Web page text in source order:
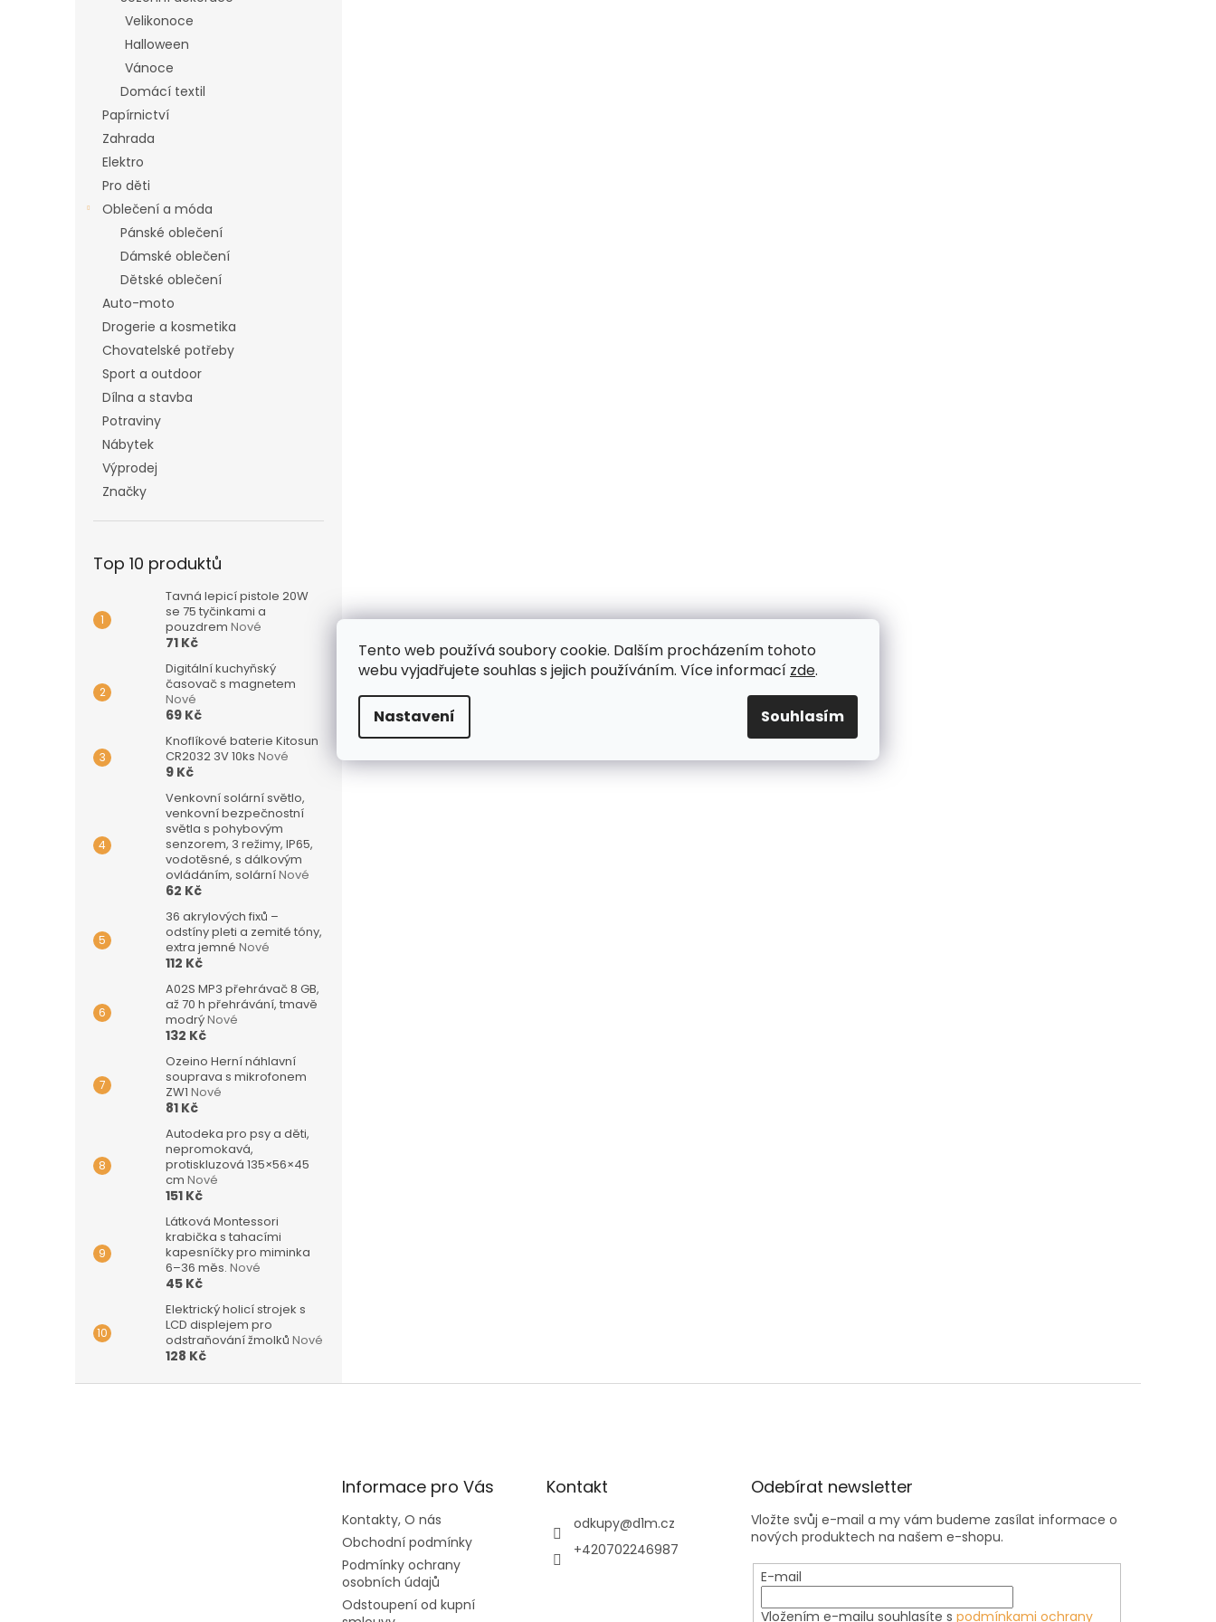
Tento web používá soubory cookie. Dalším procházením tohoto
webu vyjadřujete souhlas s jejich používáním. Více informací zde.
Nastavení Souhlasím
Velikonoce
Halloween
Vánoce
Domácí textil
Papírnictví
Zahrada
Elektro
Pro děti
Oblečení a móda
Pánské oblečení
Dámské oblečení
Dětské oblečení
Auto-moto
Drogerie a kosmetika
Chovatelské potřeby
Sport a outdoor
Dílna a stavba
Potraviny
Nábytek
Výprodej
Značky
Top 10 produktů
Tavná lepicí pistole 20W
se 75 tyčinkami a
pouzdrem Nové
71 Kč
Digitální kuchyňský
časovač s magnetem
Nové
69 Kč
Knoflíkové baterie Kitosun
CR2032 3V 10ks Nové
9 Kč
Venkovní solární světlo,
venkovní bezpečnostní
světla s pohybovým
senzorem, 3 režimy, IP65,
vodotěsné, s dálkovým
ovládáním, solárníNové
62 Kč
36 akrylových fixů –
odstíny pleti a zemité tóny,
extra jemné Nové
112 Kč
A02S MP3 přehrávač 8 GB,
až 70 h přehrávání, tmavě
modrýNové
132 Kč
Ozeino Herní náhlavní
souprava s mikrofonem
ZW1 Nové
81 Kč
Autodeka pro psy a děti,
nepromokavá,
protiskluzová 135×56×45
cm Nové
151 Kč
Látková Montessori
krabička s tahacími
kapesníčky pro miminka
6–36 měs. Nové
45 Kč
Elektrický holicí strojek s
LCD displejem pro
odstraňování žmolků Nové
128 Kč
Informace pro Vás
Kontakty, O nás
Obchodní podmínky
Podmínky ochrany
osobních údajů
Odstoupení od kupní
Kontakt
odkupy@d1m.cz
+420702246987
Odebírat newsletter
Vložte svůj e-mail a my vám budeme zasílat informace o
nových produktech na našem e-shopu.
E-mail
Vložením e-mailu souhlasíte spodmínkami ochrany